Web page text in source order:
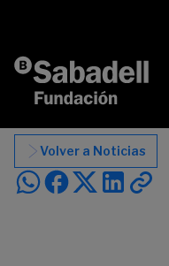
Volver a Noticias